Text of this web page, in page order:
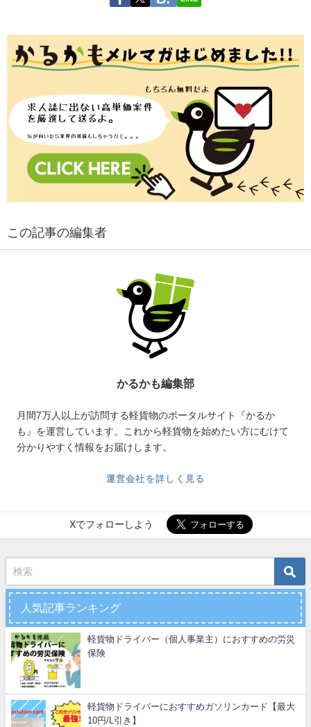
この記事の編集者
かるかも編集部
月間7万人以上が訪問する軽貨物のポータルサイト『かるか
も』を運営しています。これから軽貨物を始めたい方にむけて
分かりやすく情報をお届けします。
運営会社を詳しく見る
Xでフォローしよう
人気記事ランキング
軽貨物ドライバー（個人事業主）におすすめの労災
保険
軽貨物ドライバーにおすすめガソリンカード【最大
10円/L引き】